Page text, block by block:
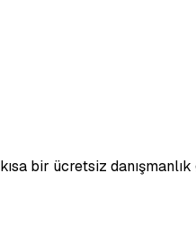
bir ücretsiz